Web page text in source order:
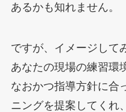
あるかも知れません。
ですが、イメージして
あなたの現場の練習環
なおかつ指導方針に合
ニングを提案してくれ